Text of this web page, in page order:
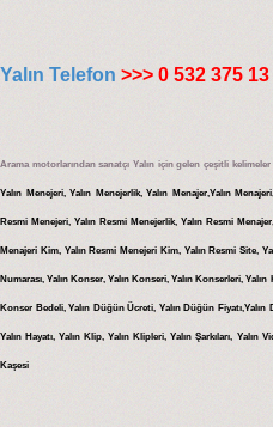
Yalın Telefon >>> 0 532 375
Arama motorlarından sanatçı Yalın için gelen çeşitli
Yalın Menejeri, Yalın Menejerlik, Yalın Menajer,Yalın
Resmi Menejeri, Yalın Resmi Menejerlik, Yalın Resmi
Menajeri Kim, Yalın Resmi Menejeri Kim, Yalın Resmi Site,
Numarası, Yalın Konser, Yalın Konseri, Yalın Konserleri,
Konser Bedeli, Yalın Düğün Ücreti, Yalın Düğün
Yalın Hayatı, Yalın Klip, Yalın Klipleri, Yalın Şarkıları, Yalın
Kaşesi